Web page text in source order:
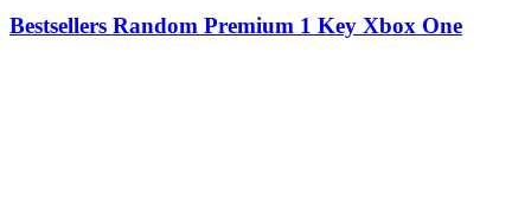
Bestsellers Random Premium 1 Key Xbox One